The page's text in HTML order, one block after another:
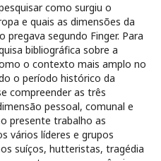
como surgiu o
e quais as dimensões da
segundo Finger. Para
bibliográfica sobre a
o contexto mais amplo no
o período histórico da
compreender as três
pessoal, comunal e
presente trabalho as
vários líderes e grupos
suíços, hutteristas, tragédia